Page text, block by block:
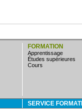
FORMATION
apprentissage
études supérieures
cours
SERVICE